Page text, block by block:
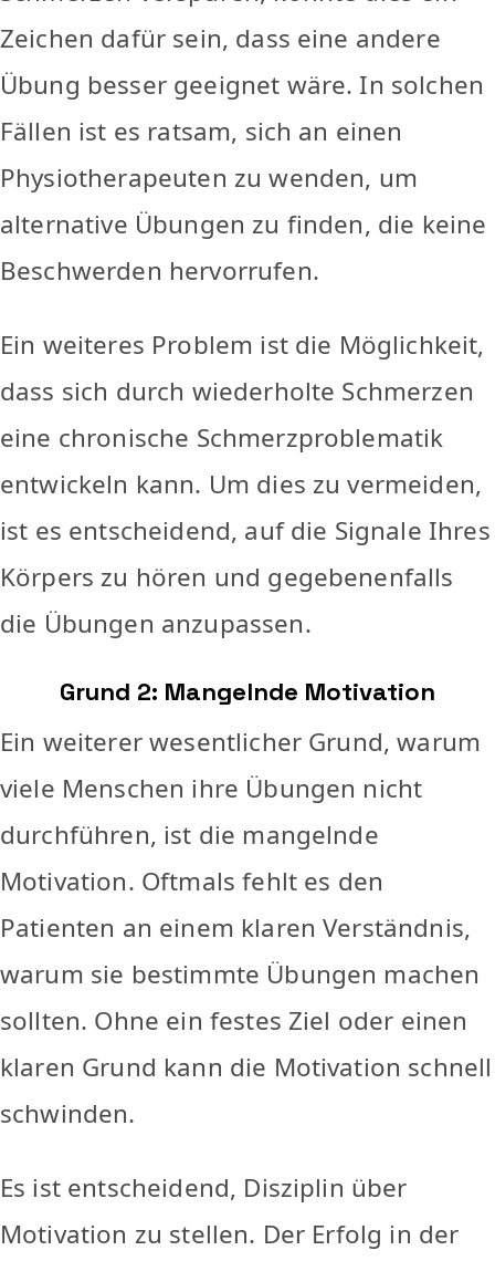
Zeichen dafür sein, dass eine andere
Übung besser geeignet wäre. In solchen
Fällen ist es ratsam, sich an einen
Physiotherapeuten zu wenden, um
alternative Übungen zu finden, die keine
Beschwerden hervorrufen.
Ein weiteres Problem ist die Möglichkeit,
dass sich durch wiederholte Schmerzen
eine chronische Schmerzproblematik
entwickeln kann. Um dies zu vermeiden,
ist es entscheidend, auf die Signale Ihres
Körpers zu hören und gegebenenfalls
die Übungen anzupassen.
Grund 2: Mangelnde Motivation
Ein weiterer wesentlicher Grund, warum
viele Menschen ihre Übungen nicht
durchführen, ist die mangelnde
Motivation. Oftmals fehlt es den
Patienten an einem klaren Verständnis,
warum sie bestimmte Übungen machen
sollten. Ohne ein festes Ziel oder einen
klaren Grund kann die Motivation schnell
schwinden.
Es ist entscheidend, Disziplin über
Motivation zu stellen. Der Erfolg in der